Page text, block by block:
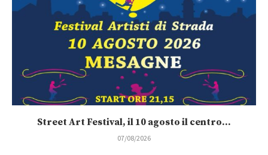
Street Art Festival, il 10 agosto il centro...
07/08/2026